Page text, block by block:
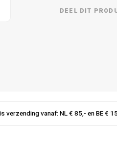
DEEL DIT
verzending vanaf: NL € 85,- en BE €